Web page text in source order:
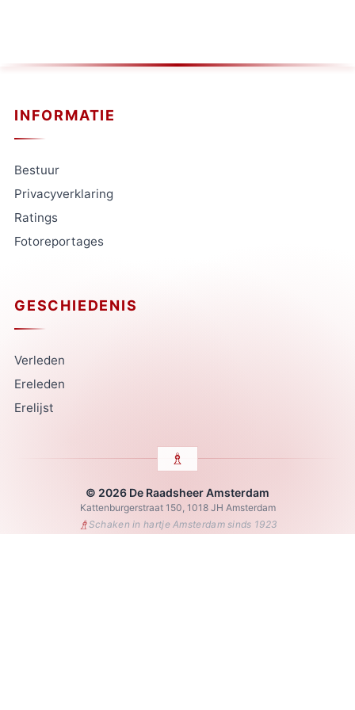
INFORMATIE
Bestuur
Privacyverklaring
Ratings
Fotoreportages
GESCHIEDENIS
Verleden
Ereleden
Erelijst
© 2026 De Raadsheer Amsterdam
Kattenburgerstraat 150, 1018 JH Amsterdam
♗Schaken in hartje Amsterdam sinds 1923